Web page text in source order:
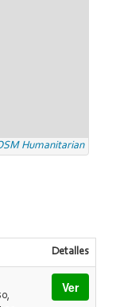
Humanitarian
Detalles
Ver